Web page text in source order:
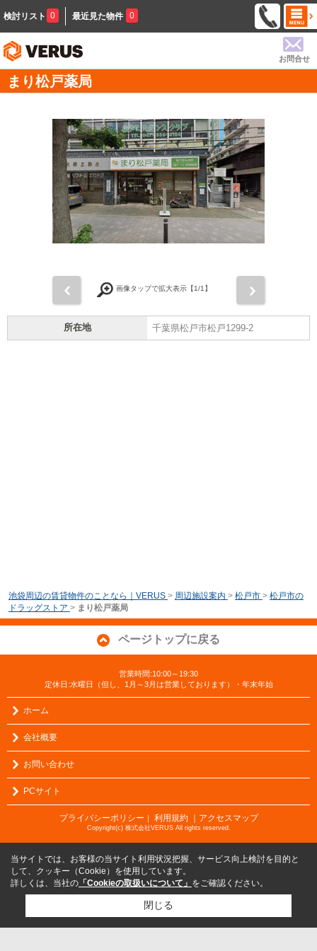
検討リスト 0 最近見た物件 0
お問合せ
まり松戸薬局
画像タップで拡大表示【1/1】
所在地 千葉県松戸市松戸1299-2
池袋周辺の賃貸物件のことなら｜VERUS > 周辺施設案内 > 松戸市 > 松戸市の
ドラッグストア > まり松戸薬局
ページトップに戻る
営業時間:10:00～19:30
定休日:水曜日（但し、1月～3月は営業しております）・年末年始
ホーム
会社概要
お問い合わせ
PCサイト
プライバシーポリシー ｜ 利用規約 ｜アクセスマップ
Copyright(c) 株式会社VERUS All rights reserved.
当サイトでは、お客様の当サイト利用状況把握、サービス向上検討を目的と
して、クッキー（Cookie）を使用しています。
詳しくは、当社の 「Cookieの取扱いについて」 をご確認ください。
閉じる